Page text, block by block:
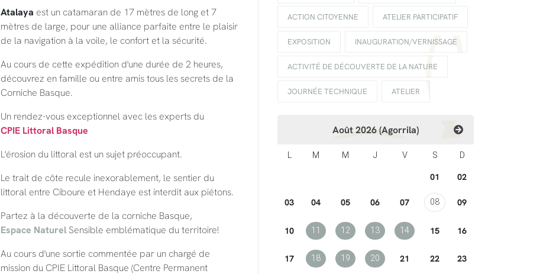
Atalaya est un catamaran de 17 mètres de long et 7
mètres de large, pour une alliance parfaite entre le plaisir
de la navigation à la voile, le confort et la sécurité.
Au cours de cette expédition d'une durée de 2 heures,
découvrez en famille ou entre amis tous les secrets de la
Corniche Basque.
Un rendez-vous exceptionnel avec les experts du
CPIE Littoral Basque
L'érosion du littoral est un sujet préoccupant.
Le trait de côte recule inexorablement, le sentier du
littoral entre Ciboure et Hendaye est interdit aux piétons.
Partez à la découverte de la corniche Basque,
Espace NaturelSensible emblématique du territoire!
Au cours d'une sortie commentée par un chargé de
mission du CPIE Littoral Basque (Centre Permanent
ACTION CITOYENNE ATELIER PARTICIPATIF
EXPOSITION INAUGURATION/VERNISSAGE
ACTIVITÉ DE DÉCOUVERTE DE LA NATURE
JOURNÉE TECHNIQUE ATELIER
Août 2026 (Agorrila)
L M M J V S D
01 02
03 04 05 06 07 08 09
10 11 12 13 14 15 16
17 18 19 20 21 22 23